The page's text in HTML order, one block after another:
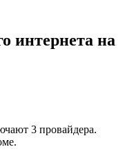
интернета на
3 провайдера.